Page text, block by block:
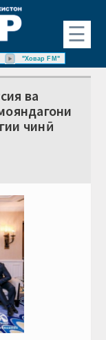
☰
"Ховар FM"
ва
чинӣ